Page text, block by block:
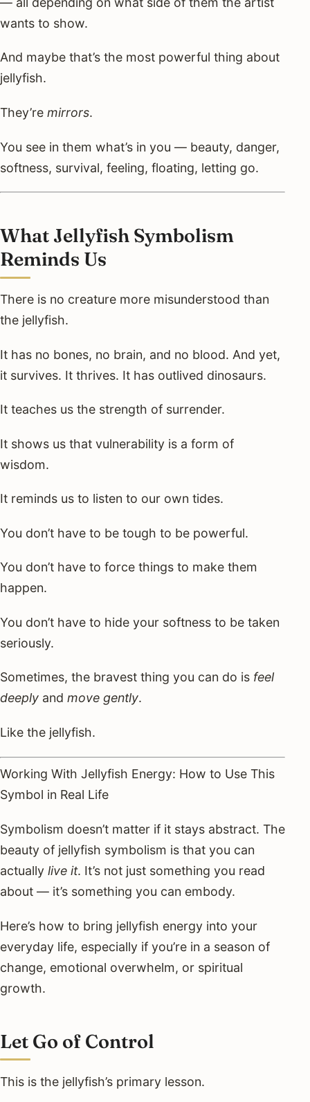
wants to show.
And maybe that’s the most powerful thing about
jellyfish.
They’re mirrors.
You see in them what’s in you — beauty, danger,
softness, survival, feeling, floating, letting go.
What Jellyfish Symbolism
Reminds Us
There is no creature more misunderstood than
the jellyfish.
It has no bones, no brain, and no blood. And yet,
it survives. It thrives. It has outlived dinosaurs.
It teaches us the strength of surrender.
It shows us that vulnerability is a form of
wisdom.
It reminds us to listen to our own tides.
You don’t have to be tough to be powerful.
You don’t have to force things to make them
happen.
You don’t have to hide your softness to be taken
seriously.
Sometimes, the bravest thing you can do is feel
deeply and move gently.
Like the jellyfish.
Working With Jellyfish Energy: How to Use This
Symbol in Real Life
Symbolism doesn’t matter if it stays abstract. The
beauty of jellyfish symbolism is that you can
actually live it. It’s not just something you read
about — it’s something you can embody.
Here’s how to bring jellyfish energy into your
everyday life, especially if you’re in a season of
change, emotional overwhelm, or spiritual
growth.
Let Go of Control
This is the jellyfish’s primary lesson.